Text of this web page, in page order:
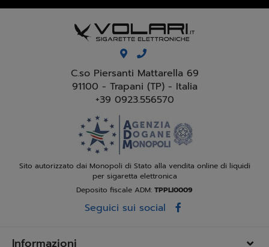
C.so Piersanti Mattarella 69
91100 - Trapani (TP) - Italia
+39 0923.556570
Sito autorizzato dai Monopoli di Stato alla vendita online di liquidi
per sigaretta elettronica
Deposito fiscale ADM: TPPLI0009
Seguici sui social
Informazioni